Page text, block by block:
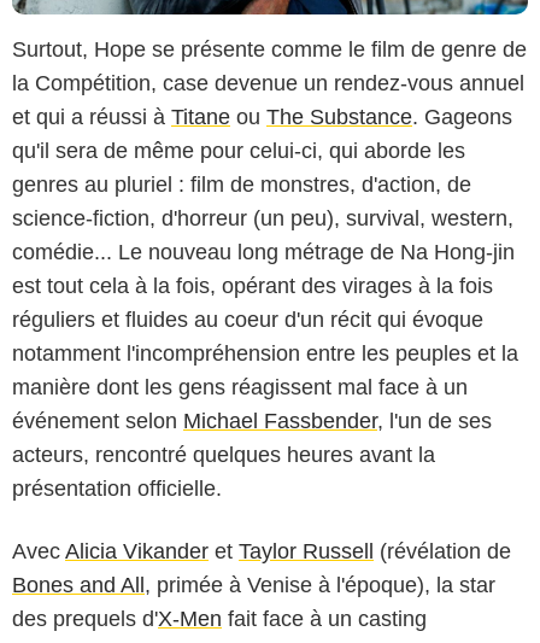
Surtout, Hope se présente comme le film de genre de
la Compétition, case devenue un rendez-vous annuel
et qui a réussi à Titane ou The Substance. Gageons
qu'il sera de même pour celui-ci, qui aborde les
genres au pluriel : film de monstres, d'action, de
science-fiction, d'horreur (un peu), survival, western,
comédie... Le nouveau long métrage de Na Hong-jin
est tout cela à la fois, opérant des virages à la fois
réguliers et fluides au coeur d'un récit qui évoque
notamment l'incompréhension entre les peuples et la
manière dont les gens réagissent mal face à un
événement selon Michael Fassbender, l'un de ses
acteurs, rencontré quelques heures avant la
présentation officielle.
Avec Alicia Vikander et Taylor Russell
(révélation de
Bones and All , primée à Venise à l'époque), la star
des prequels d'X-Men fait face à un casting